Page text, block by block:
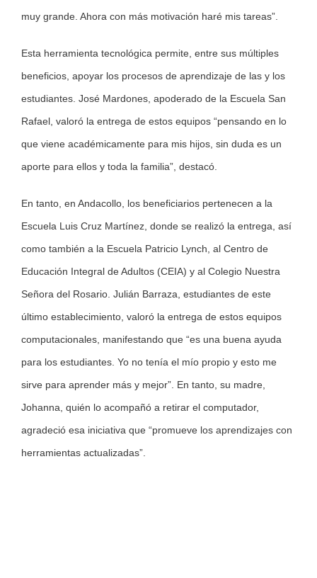
muy grande. Ahora con más motivación haré mis tareas”.
Esta herramienta tecnológica permite, entre sus múltiples
beneficios, apoyar los procesos de aprendizaje de las y los
estudiantes. José Mardones, apoderado de la Escuela San
Rafael, valoró la entrega de estos equipos “pensando en lo
que viene académicamente para mis hijos, sin duda es un
aporte para ellos y toda la familia”, destacó.
En tanto, en Andacollo, los beneficiarios pertenecen a la
Escuela Luis Cruz Martínez, donde se realizó la entrega, así
como también a la Escuela Patricio Lynch, al Centro de
Educación Integral de Adultos (CEIA) y al Colegio Nuestra
Señora del Rosario. Julián Barraza, estudiantes de este
último establecimiento, valoró la entrega de estos equipos
computacionales, manifestando que “es una buena ayuda
para los estudiantes. Yo no tenía el mío propio y esto me
sirve para aprender más y mejor”. En tanto, su madre,
Johanna, quién lo acompañó a retirar el computador,
agradeció esa iniciativa que “promueve los aprendizajes con
herramientas actualizadas”.